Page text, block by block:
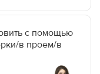
с помощью
в проем/в